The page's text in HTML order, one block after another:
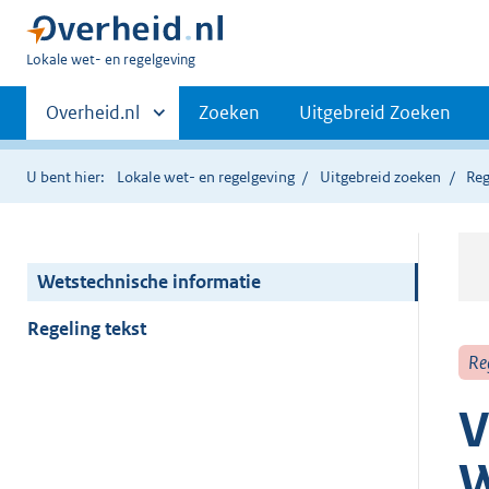
U
hier:
Lokale wet- en regelgeving
Primaire
navigatie
Andere
sites
binnen
Overheid.nl Zoeken Uitgebreid Zoeken
U bent hier: Lokale wet- en regelgeving Uitgebreid zoeken
Wetstechnische informatie
Regeling tekst